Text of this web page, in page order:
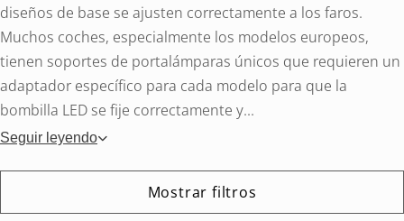
diseños de base se ajusten correctamente a los faros.
Muchos coches, especialmente los modelos europeos,
tienen soportes de portalámparas únicos que requieren un
adaptador específico para cada modelo para que la
bombilla LED se fije correctamente y...
Seguir leyendo
Mostrar filtros